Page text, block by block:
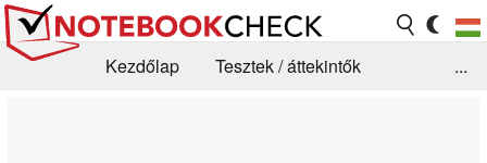
Kezdőlap
Tesztek / áttekintők
...